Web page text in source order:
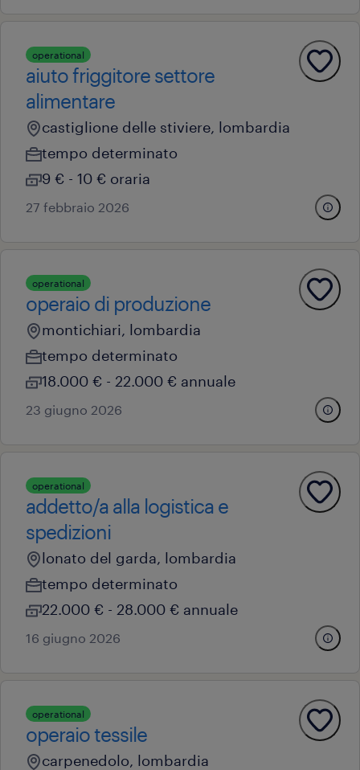
operational
aiuto friggitore settore
alimentare
castiglione delle stiviere, lombardia
tempo determinato
9 € - 10 € oraria
27 febbraio 2026
operational
operaio di produzione
montichiari, lombardia
tempo determinato
18.000 € - 22.000 € annuale
23 giugno 2026
operational
addetto/a alla logistica e
spedizioni
lonato del garda, lombardia
tempo determinato
22.000 € - 28.000 € annuale
16 giugno 2026
operational
operaio tessile
carpenedolo, lombardia